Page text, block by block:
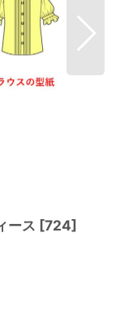
ース [724]